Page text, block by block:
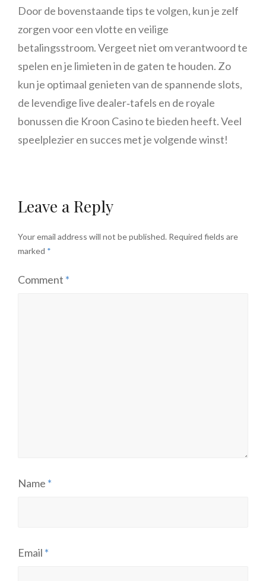
Door de bovenstaande tips te volgen, kun je zelf
zorgen voor een vlotte en veilige
betalingsstroom. Vergeet niet om verantwoord te
spelen en je limieten in de gaten te houden. Zo
kun je optimaal genieten van de spannende slots,
de levendige live dealer‑tafels en de royale
bonussen die Kroon Casino te bieden heeft. Veel
speelplezier en succes met je volgende winst!
Leave a Reply
Your email address will not be published. Required fields are
marked *
Comment *
Name *
Email *